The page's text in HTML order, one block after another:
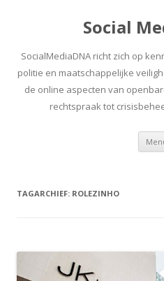
Social
SocialMediaDNA richt zich op
politie en maatschappelijke
de online aspecten van
rechtspraak tot
TAGARCHIEF: ROLEZINHO